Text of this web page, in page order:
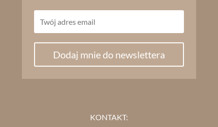
Dodaj mnie do newslettera
KONTAKT: